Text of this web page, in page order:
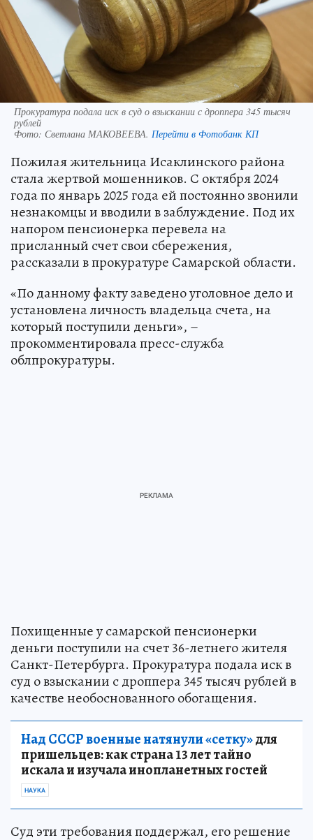
Прокуратура подала иск в суд о взыскании с дроппера 345 тысяч
рублей
Фото: Светлана МАКОВЕЕВА. Перейти в Фотобанк КП
Пожилая жительница Исаклинского района
стала жертвой мошенников. С октября 2024
года по январь 2025 года ей постоянно звонили
незнакомцы и вводили в заблуждение. Под их
напором пенсионерка перевела на
присланный счет свои сбережения,
рассказали в прокуратуре Самарской области.
«По данному факту заведено уголовное дело и
установлена личность владельца счета, на
который поступили деньги», –
прокомментировала пресс-служба
облпрокуратуры.
Похищенные у самарской пенсионерки
деньги поступили на счет 36-летнего жителя
Санкт-Петербурга. Прокуратура подала иск в
суд о взыскании с дроппера 345 тысяч рублей в
качестве необоснованного обогащения.
Над СССР военные натянули «сетку»для
пришельцев: как страна 13 лет тайно
искала и изучала инопланетных гостей
НАУКА
Суд эти требования поддержал, его решение